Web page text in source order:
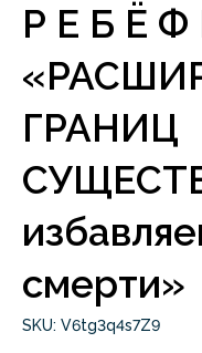
Р Е Б Ё Ф
ГРАНИЦ
смерти»
SKU: V6tg3q4s7Z9